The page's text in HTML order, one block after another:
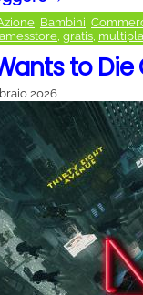
, Bambini,
, gratis,
to Die
2026